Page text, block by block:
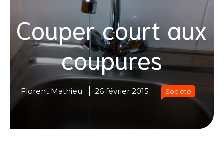
Couper court aux
coupures
Florent Mathieu 26 février 2015 Société